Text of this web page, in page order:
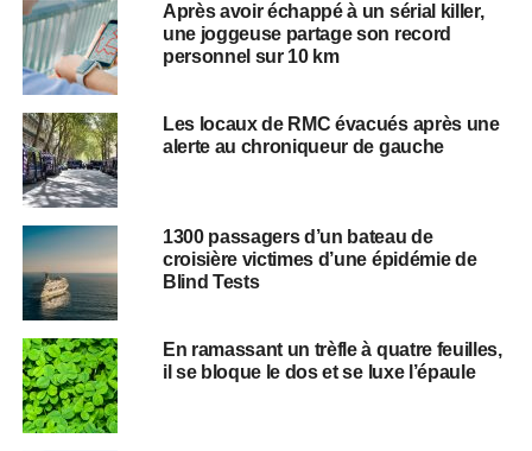
Après avoir échappé à un sérial killer,
une joggeuse partage son record
personnel sur 10 km
Les locaux de RMC évacués après une
alerte au chroniqueur de gauche
1300 passagers d’un bateau de
croisière victimes d’une épidémie de
Blind Tests
En ramassant un trèfle à quatre feuilles,
il se bloque le dos et se luxe l’épaule